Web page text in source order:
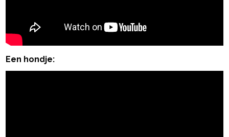
Een hondje: